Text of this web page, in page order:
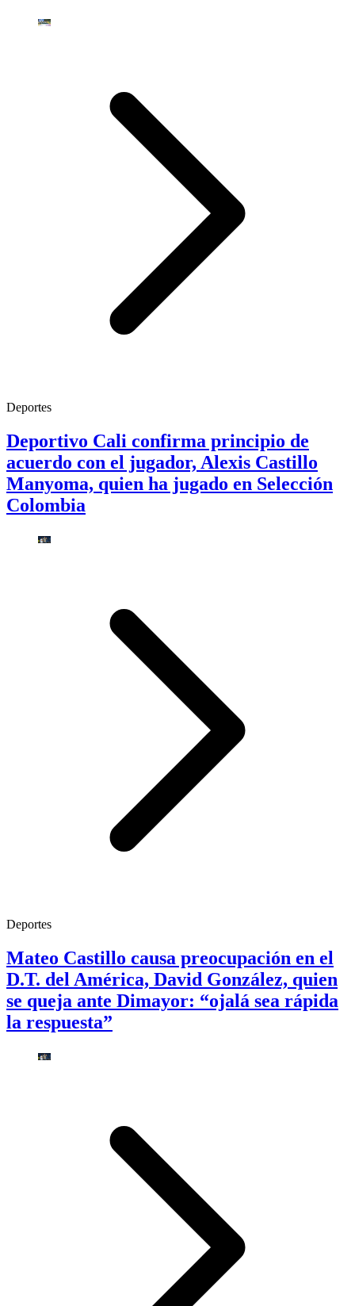
Deportes
Deportivo Cali confirma principio de
acuerdo con el jugador, Alexis Castillo
Manyoma, quien ha jugado en Selección
Colombia
Deportes
Mateo Castillo causa preocupación en el
D.T. del América, David González, quien
se queja ante Dimayor: “ojalá sea rápida
la respuesta”